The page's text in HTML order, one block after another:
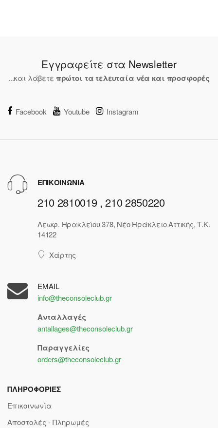
Εγγραφείτε στα Newsletter
...και λάβετε πρώτοι τα τελευταία νέα και προσφορές
Facebook Youtube Instagram
ΕΠΙΚΟΙΝΩΝΙΑ
210 2810019 , 210 2850220
Λεωφ. Ηρακλείου 378, Νέο Ηράκλειο Αττικής, Τ.Κ.
14122
Χάρτης
EMAIL
info@theconsoleclub.gr
Ανταλλαγές
antallages@theconsoleclub.gr
Παραγγελίες
orders@theconsoleclub.gr
ΠΛΗΡΟΦΟΡΙΕΣ
Επικοινωνία
Αποστολές - Πληρωμές